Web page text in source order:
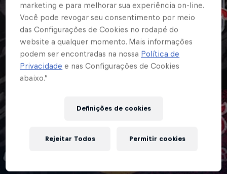
marketing e para melhorar sua experiência on-line.
Você pode revogar seu consentimento por meio
das Configurações de Cookies no rodapé do
website a qualquer momento. Mais informações
podem ser encontradas na nossa Política de
Privacidade e nas Configurações de Cookies
abaixo.”
Definições de cookies
Rejeitar Todos Permitir cookies